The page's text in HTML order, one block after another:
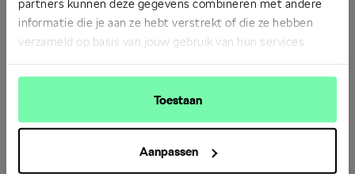
partners kunnen deze gegevens combineren met andere
informatie die je aan ze hebt verstrekt of die ze hebben
verzameld op basis van jouw gebruik van hun services.
Toestaan
Aanpassen